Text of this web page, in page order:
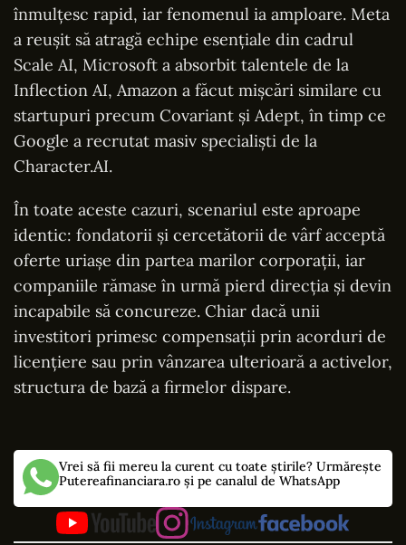
înmulțesc rapid, iar fenomenul ia amploare. Meta
a reușit să atragă echipe esențiale din cadrul
Scale AI, Microsoft a absorbit talentele de la
Inflection AI, Amazon a făcut mișcări similare cu
startupuri precum Covariant și Adept, în timp ce
Google a recrutat masiv specialiști de la
Character.AI.
În toate aceste cazuri, scenariul este aproape
identic: fondatorii și cercetătorii de vârf acceptă
oferte uriașe din partea marilor corporații, iar
companiile rămase în urmă pierd direcția și devin
incapabile să concureze. Chiar dacă unii
investitori primesc compensații prin acorduri de
licențiere sau prin vânzarea ulterioară a activelor,
structura de bază a firmelor dispare.
Vrei să fii mereu la curent cu toate știrile? Urmărește
Putereafinanciara.ro și pe canalul de WhatsApp